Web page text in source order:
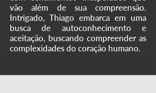
vão além de sua compreensão.
Intrigado, Thiago embarca em uma
busca de autoconhecimento e
aceitação, buscando compreender as
complexidades do coração humano.